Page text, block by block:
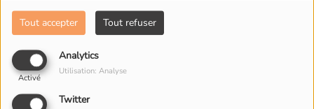
Tout accepter Tout refuser
Analytics
Activé
Utilisation: Analyse
Twitter
L'ÉQUIPE DE RADIO M'S